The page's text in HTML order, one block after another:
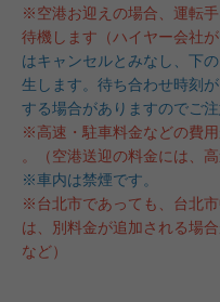
※空港お迎えの場合、運転
待機します（ハイヤー会社が
はキャンセルとみなし、下
生します。待ち合わせ時刻
する場合がありますのでご注
※高速・駐車料金などの費
。（空港送迎の料金には、
※車内は禁煙です。
※台北市であっても、台北
は、別料金が追加される場
など）